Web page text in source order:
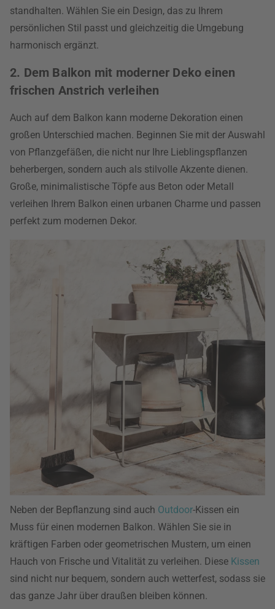
standhalten. Wählen Sie ein Design, das zu Ihrem
persönlichen Stil passt und gleichzeitig die Umgebung
harmonisch ergänzt.
2. Dem Balkon mit moderner Deko einen
frischen Anstrich verleihen
Auch auf dem Balkon kann moderne Dekoration einen
großen Unterschied machen. Beginnen Sie mit der Auswahl
von Pflanzgefäßen, die nicht nur Ihre Lieblingspflanzen
beherbergen, sondern auch als stilvolle Akzente dienen.
Große, minimalistische Töpfe aus Beton oder Metall
verleihen Ihrem Balkon einen urbanen Charme und passen
perfekt zum modernen Dekor.
Neben der Bepflanzung sind auch Outdoor-Kissen ein
Muss für einen modernen Balkon. Wählen Sie sie in
kräftigen Farben oder geometrischen Mustern, um einen
Hauch von Frische und Vitalität zu verleihen. Diese Kissen
sind nicht nur bequem, sondern auch wetterfest, sodass sie
das ganze Jahr über draußen bleiben können.